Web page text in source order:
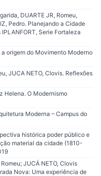
DUARTE JR, Romeu,
Pedro. Planejando a Cidade
Serie Fortaleza
origem do Movimento Moderno
JUCA NETO, Clovis. Reflexões
Helena. O Modernismo
Moderna – Campus do
histórica poder público e
material da cidade (1810-
JUCÁ NETO, Clovis
Nova: Uma experiência de